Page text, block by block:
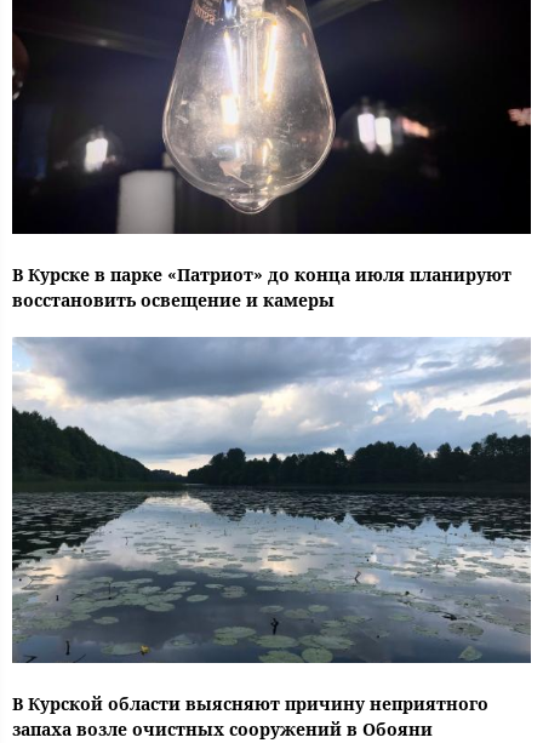
В Курске в парке «Патриот» до конца июля планируют
восстановить освещение и камеры
В Курской области выясняют причину неприятного
запаха возле очистных сооружений в Обояни